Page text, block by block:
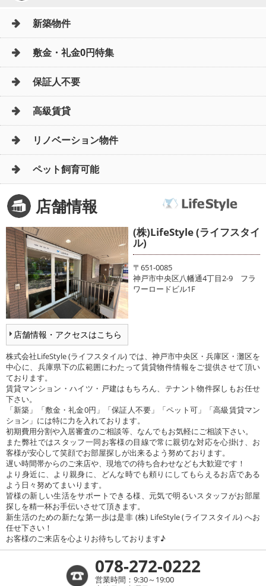
新築物件
敷金・礼金0円特集
保証人不要
高級賃貸
リノベーション物件
ペット飼育可能
店舗情報
店舗情報・アクセスはこちら
(株)LifeStyle (ライフスタイ
ル)
〒651-0085
神戸市中央区八幡通4丁目2-9 フラ
ワーロードビル1F
株式会社LifeStyle (ライフスタイル) では、神戸市中央区・兵庫区・灘区を
中心に、兵庫県下の広範囲にわたって賃貸物件情報をご提供させて頂い
ております。
賃貸マンション・ハイツ・戸建はもちろん、テナント物件探しもお任せ
下さい。
「新築」「敷金・礼金0円」「保証人不要」「ペット可」「高級賃貸マン
ション」には特に力を入れております。
初期費用分割や入居審査のご相談等、なんでもお気軽にご相談下さい。
また弊社ではスタッフ一同お客様の目線で常に親切な対応を心掛け、お
客様が安心して笑顔でお部屋探しが出来るよう努めております。
遅い時間帯からのご来店や、現地での待ち合わせなども大歓迎です！
より身近に、より親身に、どんな時でも頼りにしてもらえるお店である
よう日々努めてまいります。
皆様の新しい生活をサポートできる様、元気で明るいスタッフがお部屋
探しを精一杯お手伝いさせて頂きます。
新生活のための新たな第一歩は是非 (株) LifeStyle (ライフスタイル) へお
任せ下さい！
お客様のご来店を心よりお待ちしております♪
078-272-0222
営業時間：9:30～19:00